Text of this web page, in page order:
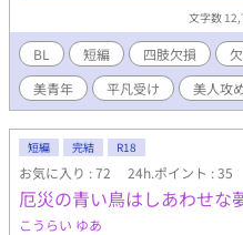
文字数
BL 短編 四肢欠損
美青年
平凡受け 美人攻
短編 完結 R18
お気に入り : 72 24h.ポイント : 35
厄災の青い鳥はしあわせな
こうらい ゆあ